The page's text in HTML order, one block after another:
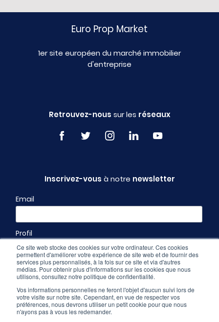
Ce site web stocke des cookies sur votre ordinateur. Ces cookies
permettent d'améliorer votre expérience de site web et de fournir des
services plus personnalisés, à la fois sur ce site et via d'autres
médias. Pour obtenir plus d'informations sur les cookies que nous
utilisons, consultez notre politique de confidentialité.
Vos informations personnelles ne feront l'objet d'aucun suivi lors de
votre visite sur notre site. Cependant, en vue de respecter vos
préférences, nous devrons utiliser un petit cookie pour que nous
n'ayons pas à vous les redemander.
Euro Prop Market
1er site européen du marché immobilier
d'entreprise
Retrouvez-nous sur les réseaux
Inscrivez-vous à notre newsletter
Email
Profil
Espace pro - CGU & mentions légales